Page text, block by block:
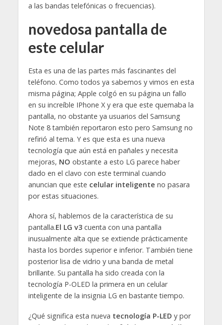
a las bandas telefónicas o frecuencias).
novedosa pantalla de
este celular
Esta es una de las partes más fascinantes del
teléfono. Como todos ya sabemos y vimos en esta
misma página; Apple colgó en su página un fallo
en su increíble IPhone X y era que este quemaba la
pantalla, no obstante ya usuarios del Samsung
Note 8 también reportaron esto pero Samsung no
refirió al tema. Y es que esta es una nueva
tecnología que aún está en pañales y necesita
mejoras, NO obstante a esto LG parece haber
dado en el clavo con este terminal cuando
anuncian que este celular inteligente no pasara
por estas situaciones.
Ahora sí, hablemos de la característica de su
pantalla.El LG v3cuenta con una pantalla
inusualmente alta que se extiende prácticamente
hasta los bordes superior e inferior. También tiene
posterior lisa de vidrio y una banda de metal
brillante. Su pantalla ha sido creada con la
tecnología P-OLED la primera en un celular
inteligente de la insignia LG en bastante tiempo.
¿Qué significa esta nueva tecnología P-LED y por